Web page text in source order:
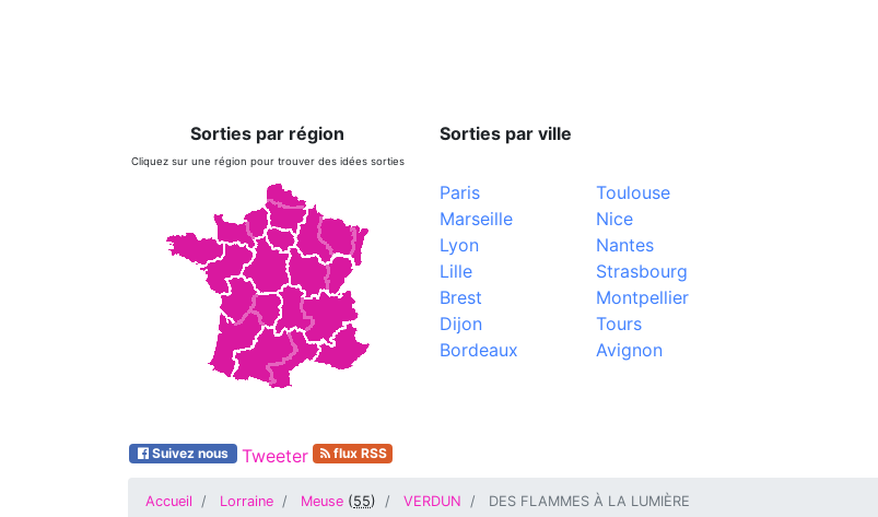
Sorties par région
Cliquez sur une région pour trouver des idées sorties
Sorties par ville
Paris
Marseille
Lyon
Lille
Brest
Dijon
Bordeaux
Toulouse
Nice
Nantes
Strasbourg
Montpellier
Tours
Avignon
Suivez nous Tweeter flux RSS
Accueil Lorraine Meuse (55) VERDUN DES FLAMMES À LA LUMIÈRE